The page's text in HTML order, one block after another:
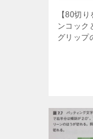
【80切
ンコック
グリップ
パクト
に必要